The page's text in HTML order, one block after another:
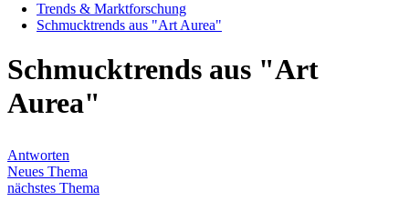
Trends & Marktforschung
Schmucktrends aus "Art Aurea"
Schmucktrends aus "Art
Aurea"
Antworten
Neues Thema
nächstes Thema